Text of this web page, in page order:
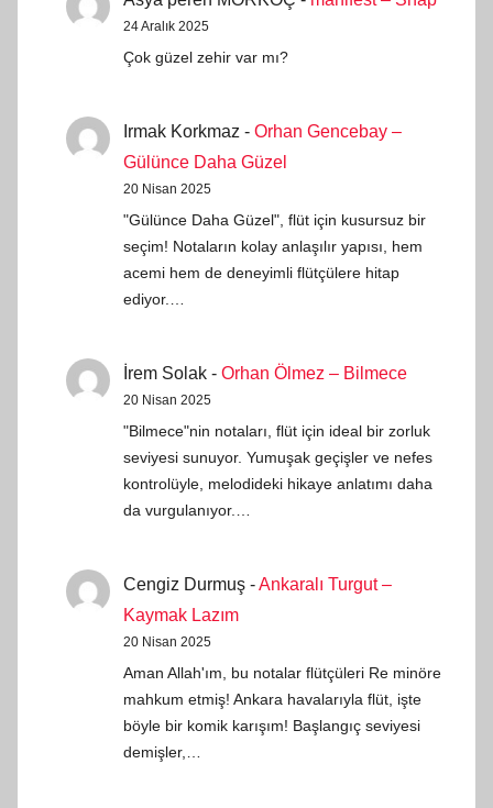
24 Aralık 2025
Çok güzel zehir var mı?
Irmak Korkmaz - Orhan Gencebay –
Gülünce Daha Güzel
20 Nisan 2025
"Gülünce Daha Güzel", flüt için kusursuz bir
seçim! Notaların kolay anlaşılır yapısı, hem
acemi hem de deneyimli flütçülere hitap
ediyor.…
İrem Solak - Orhan Ölmez – Bilmece
20 Nisan 2025
"Bilmece"nin notaları, flüt için ideal bir zorluk
seviyesi sunuyor. Yumuşak geçişler ve nefes
kontrolüyle, melodideki hikaye anlatımı daha
da vurgulanıyor.…
Cengiz Durmuş -Ankaralı Turgut –
Kaymak Lazım
20 Nisan 2025
Aman Allah'ım, bu notalar flütçüleri Re minöre
mahkum etmiş! Ankara havalarıyla flüt, işte
böyle bir komik karışım! Başlangıç seviyesi
demişler,…